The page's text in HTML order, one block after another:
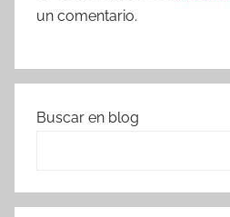
un comentario.
Buscar en blog